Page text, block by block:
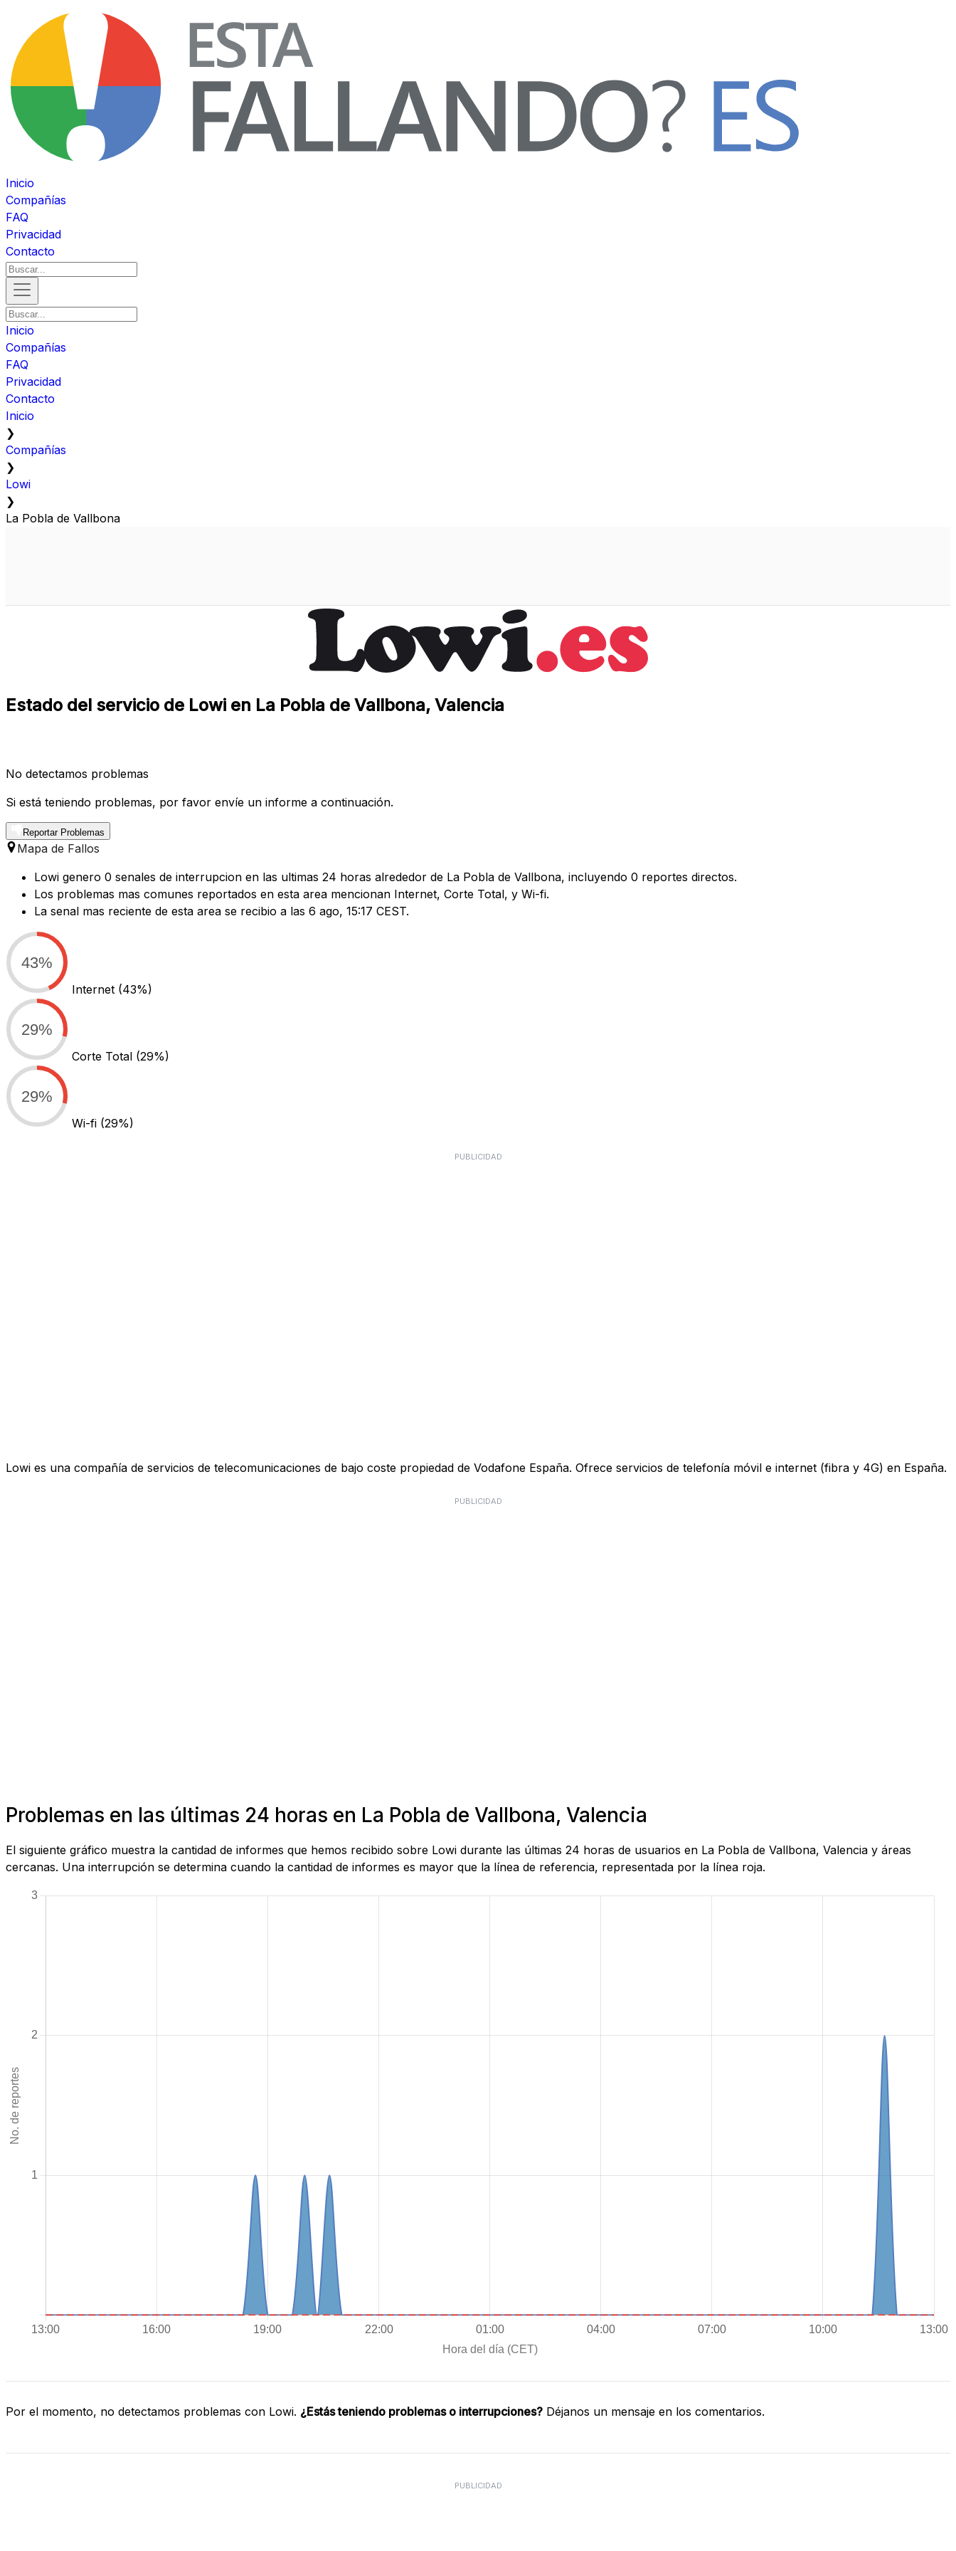
Inicio
Compañías
FAQ
Privacidad
Contacto
Inicio
Compañías
FAQ
Privacidad
Contacto
Inicio
❯
Compañías
❯
Lowi
❯
La Pobla de Vallbona
Estado del servicio de Lowi en La Pobla de Vallbona, Valencia
No detectamos problemas
Si está teniendo problemas, por favor envíe un informe a continuación.
Reportar Problemas
Mapa de Fallos
Lowi genero 0 senales de interrupcion en las ultimas 24 horas alrededor de La Pobla de Vallbona, incluyendo 0 reportes directos.
Los problemas mas comunes reportados en esta area mencionan Internet, Corte Total, y Wi-fi.
La senal mas reciente de esta area se recibio a las 6 ago, 15:17 CEST.
43%
Internet (43%)
29%
Corte Total (29%)
29%
Wi-fi (29%)
PUBLICIDAD
Lowi es una compañía de servicios de telecomunicaciones de bajo coste propiedad de Vodafone España. Ofrece servicios de telefonía móvil e internet (fibra y 4G) en España.
PUBLICIDAD
Problemas en las últimas 24 horas en La Pobla de Vallbona, Valencia
El siguiente gráfico muestra la cantidad de informes que hemos recibido sobre Lowi durante las últimas 24 horas de usuarios en La Pobla de Vallbona, Valencia y áreas
cercanas. Una interrupción se determina cuando la cantidad de informes es mayor que la línea de referencia, representada por la línea roja.
Por el momento, no detectamos problemas con Lowi. ¿Estás teniendo problemas o interrupciones? Déjanos un mensaje en los comentarios.
PUBLICIDAD